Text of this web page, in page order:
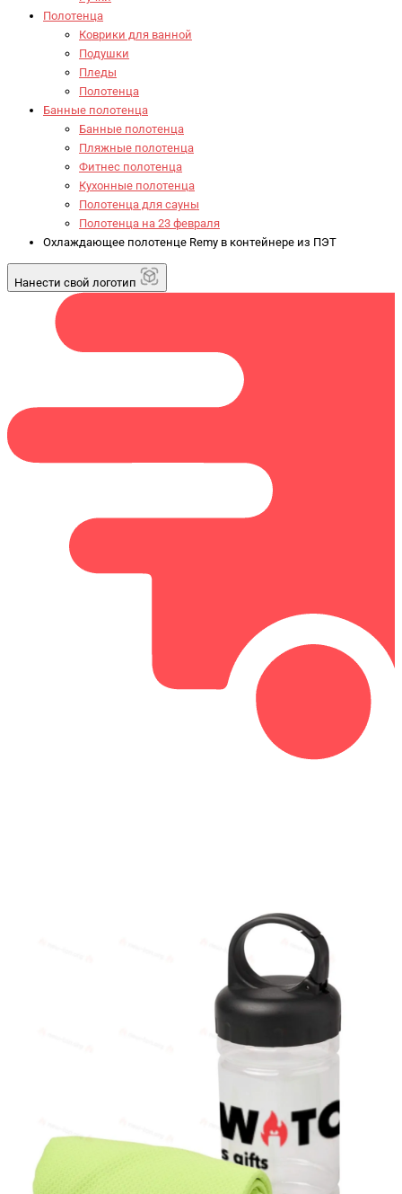
Полотенца
Коврики для ванной
Подушки
Пледы
Полотенца
Банные полотенца
Банные полотенца
Пляжные полотенца
Фитнес полотенца
Кухонные полотенца
Полотенца для сауны
Полотенца на 23 февраля
Охлаждающее полотенце Remy в контейнере из ПЭТ
Нанести свой логотип